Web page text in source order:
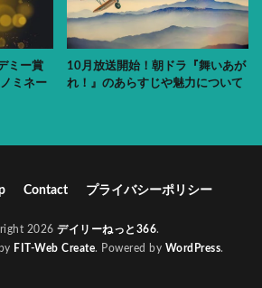
ミー賞
ミネー
10月放送開始！朝ドラ『舞いあが
れ！』のあらすじや魅力について
Contact プライバシーポリシー
2026 デイリーねっと366.
FIT-Web Create. Powered by WordPress.